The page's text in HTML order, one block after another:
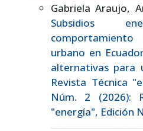
Gabriela Araujo,
Subsidios
urbano en
alternativas para
Revista Técnica
Núm. 2 (2026):
"energía", Edición